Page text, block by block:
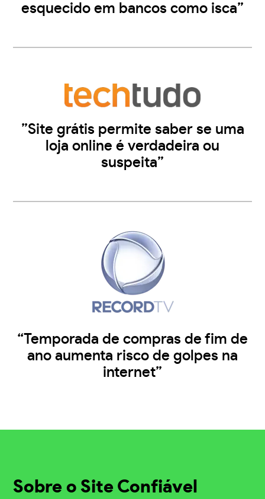
esquecido em bancos como isca”
”Site grátis permite saber se uma
loja online é verdadeira ou
suspeita”
“Temporada de compras de fim de
ano aumenta risco de golpes na
internet”
Sobre o Site Confiável